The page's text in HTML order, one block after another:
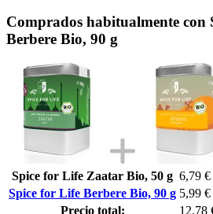
Comprados habitualmente con
Berbere Bio, 90 g
Spice for Life Zaatar Bio, 50 g 6,79 €
Spice for Life Berbere Bio, 90 g 5,99 €
Precio total:
12,78